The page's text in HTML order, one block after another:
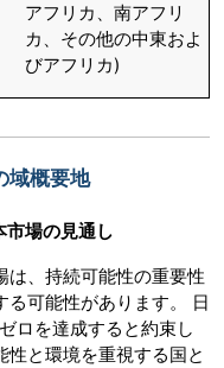
アフリカ、南アフリ
カ、その他の中東およ
びアフリカ)
域概要地
市場の見通し
は、持続可能性の重要性
可能性があります。 日
ロを達成すると約束し
と環境を重視する国と